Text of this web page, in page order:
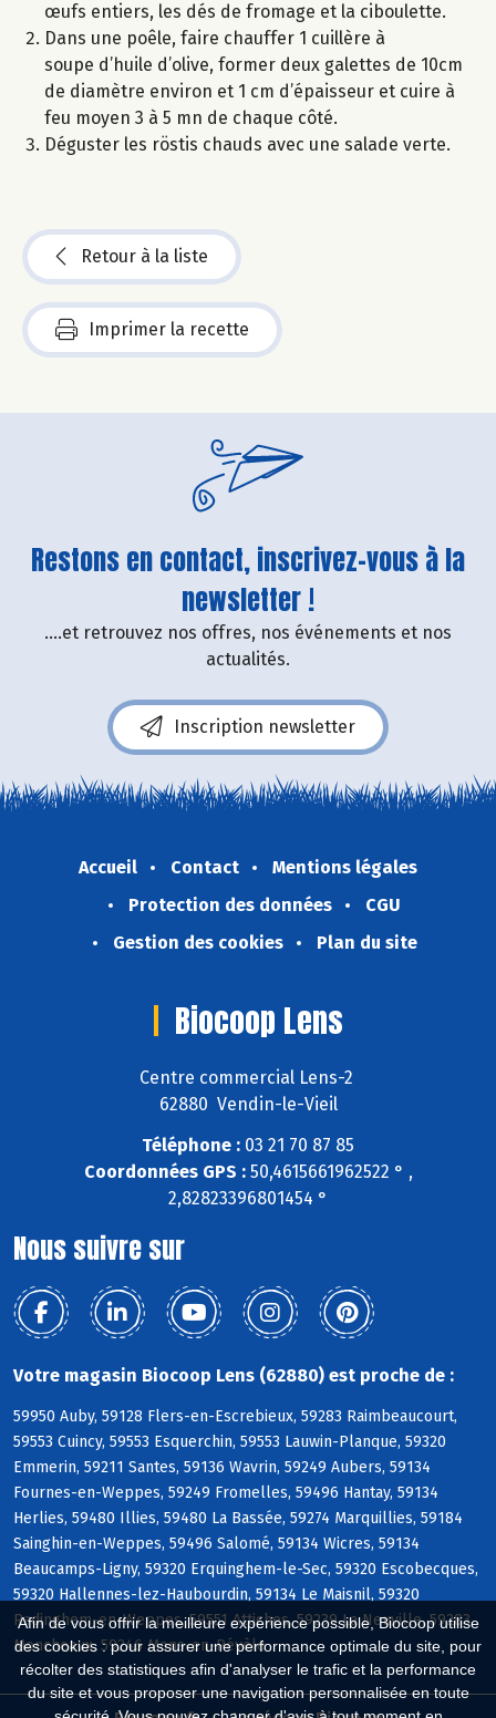
Afin de vous offrir la meilleure expérience possible, Biocoop utilise
des cookies : pour assurer une performance optimale du site, pour
récolter des statistiques afin d'analyser le trafic et la performance
du site et vous proposer une navigation personnalisée en toute
œufs entiers, les dés de fromage et la ciboulette.
Dans une poêle, faire chauffer 1 cuillère à
soupe d’huile d’olive, former deux galettes de 10cm
de diamètre environ et 1 cm d’épaisseur et cuire à
feu moyen 3 à 5 mn de chaque côté.
Déguster les röstis chauds avec une salade verte.
Retour à la liste
Imprimer la recette
Restons en contact, inscrivez-vous à la
newsletter !
....et retrouvez nos offres, nos événements et nos
actualités.
Inscription newsletter
Accueil Contact
Mentions légales
Protection des données
CGU
Gestion des cookies
Plan du site
Biocoop Lens
Centre commercial Lens-2
62880 Vendin-le-Vieil
Téléphone : 03 21 70 87 85
Coordonnées GPS :50,4615661962522 ° ,
2,82823396801454 °
Nous suivre sur
Votre magasin Biocoop Lens (62880) est proche de :
59950 Auby, 59128 Flers-en-Escrebieux, 59283 Raimbeaucourt,
59553 Cuincy, 59553 Esquerchin, 59553 Lauwin-Planque, 59320
Emmerin, 59211 Santes, 59136 Wavrin, 59249 Aubers, 59134
Fournes-en-Weppes, 59249 Fromelles, 59496 Hantay, 59134
Herlies, 59480 Illies, 59480 La Bassée, 59274 Marquillies, 59184
Sainghin-en-Weppes, 59496 Salomé, 59134 Wicres, 59134
Beaucamps-Ligny, 59320 Erquinghem-le-Sec, 59320 Escobecques,
59320 Hallennes-lez-Haubourdin, 59134 Le Maisnil, 59320
Radinghem-en-Weppes, 59551 Attiches, 59239 La Neuville, 59283
Moncheaux, 59246 Mons-en-Pévèle